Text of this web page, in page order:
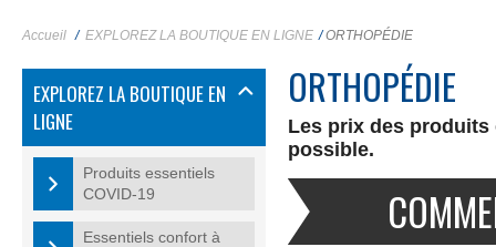
Accueil / EXPLOREZ LA BOUTIQUE EN LIGNE / ORTHOPÉDIE
EXPLOREZ LA BOUTIQUE EN
LIGNE
Produits essentiels
COVID-19
Essentiels confort à
ORTHOPÉDIE
Les prix des produits
possible.